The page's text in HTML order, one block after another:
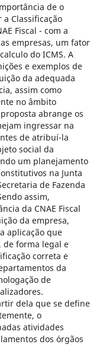
de o
Classificação
Fiscal - com a
empresas, um fator
do ICMS. A
e exemplos de
da adequada
assim como
no âmbito
abrange os
ingressar na
de atribuí-la
social da
um planejamento
na Junta
de Fazenda
assim,
da CNAE Fiscal
da empresa,
aplicação que
forma legal e
correta e
da
de
dela que se define
o
atividades
dos órgãos